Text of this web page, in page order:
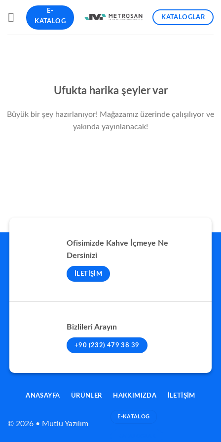
E-
KATALOG
KATALOGLAR
Ufukta harika şeyler var
Büyük bir şey hazırlanıyor! Mağazamız üzerinde çalışılıyor ve
yakında yayınlanacak!
Ofisimizde Kahve İçmeye Ne
Dersinizi
İLETIŞIM
Bizlileri Arayın
+90 (232) 479 38 39
© 2026 • Mutlu Yazılım
ANASAYFA ÜRÜNLER HAKKIMIZDA İLETIŞIM
E-KATALOG